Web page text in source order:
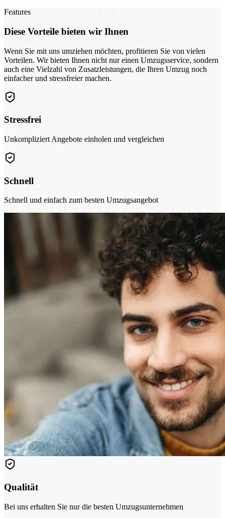
Features
Diese Vorteile bieten wir Ihnen
Wenn Sie mit uns umziehen möchten, profitieren Sie von vielen
Vorteilen. Wir bieten Ihnen nicht nur einen Umzugsservice, sondern
auch eine Vielzahl von Zusatzleistungen, die Ihren Umzug noch
einfacher und stressfreier machen.
Stressfrei
Unkompliziert Angebote einholen und vergleichen
Schnell
Schnell und einfach zum besten Umzugsangebot
Qualität
Bei uns erhalten Sie nur die besten Umzugsunternehmen